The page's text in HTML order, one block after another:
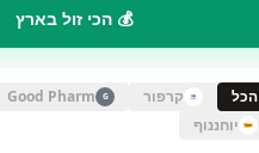
💰 הכי זול בארץ
הכל קרפור G
Good Pharm
יוחננוף